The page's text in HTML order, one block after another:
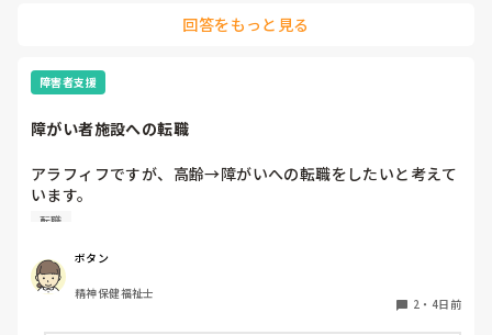
が必要な方など。胃ろうの方は看護師がこの時間までには入浴
今のユニットでは毎週シフトとにらめっこして、職員の人数配
なので変更はほぼないです。たまに病院受診で前後します。
の速さの方を組み合わせたりしてます。順番も一番に入りたい
方がいるので、週によって一番と二番を入れ換えたりしてま
す。決め方は職員によってバラバラなので決まりはありませ
ん。
回答をもっと見る
障害者支援
障がい者施設への転職
アラフィフですが、高齢→障がいへの転職をしたいと考えて
います。
覚えも悪くなって来てきますが、経験者の方、どう思われま
やはり迷惑でしょうか？
転職
ボタン
精神保健福祉士
2 ・ 4日前